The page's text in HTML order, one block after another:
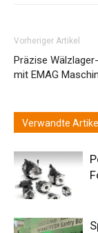
Vorheriger Artikel
Präzise
mit EMAG
Verwandte Artikel